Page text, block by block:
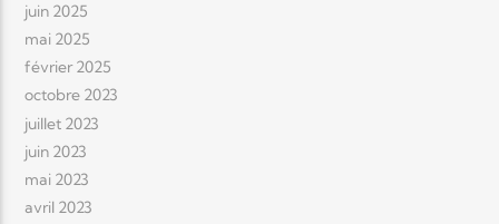
juin 2025
mai 2025
février 2025
octobre 2023
juillet 2023
juin 2023
mai 2023
avril 2023